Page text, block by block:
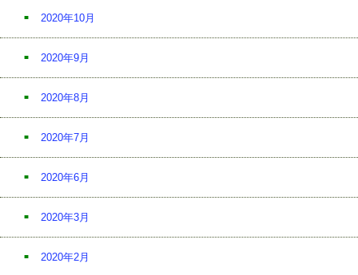
2020年10月
2020年9月
2020年8月
2020年7月
2020年6月
2020年3月
2020年2月